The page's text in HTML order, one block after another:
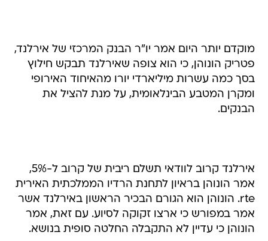
מוקדם יותר היום אמר יו"ר הבנק המרכזי של אירלנד,
פטריק הונוהן, כי הוא צופה שאירלנד תבקש חילוץ
בסך כמה עשרות מיליארדי יורו מהאיחוד האירופי
ומקרן המטבע הבינלאומית, על מנת להציל את
הבנקים.
אירלנד קרוב לוודאי תשלם ריבית של קרוב ל-5%,
אמר הונוהן בראיון לתחנת הרדיו הממלכתית האירית
rte. הונוהן הוא הגורם הבכיר הראשון באירלנד אשר
אמר במפורש כי ארצו זקוקה לסיוע. עם זאת, אמר
הונוהן כי עדיין לא התקבלה החלטה סופית בנושא.